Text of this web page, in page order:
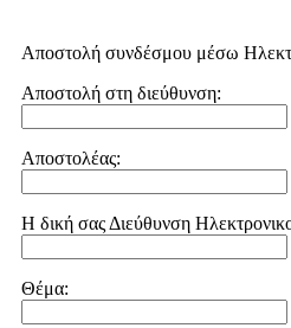
Αποστολή συνδέσμου μέσω
Αποστολή στη διεύθυνση:
Αποστολέας:
Η δική σας Διεύθυνση
Θέμα: